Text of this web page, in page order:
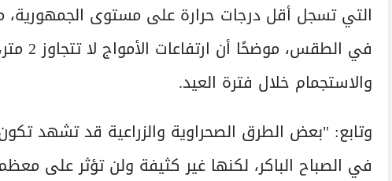
التي تسجل أقل درجات حرارة على مستوى الجمهورية،
في
والاستجمام خلال فترة العيد.
وتابع: "بعض الطرق الصحراوية والزراعية قد تشهد
في الصباح الباكر، لكنها غير كثيفة ولن تؤثر على